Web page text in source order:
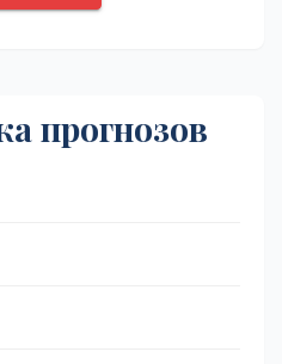
прогнозов